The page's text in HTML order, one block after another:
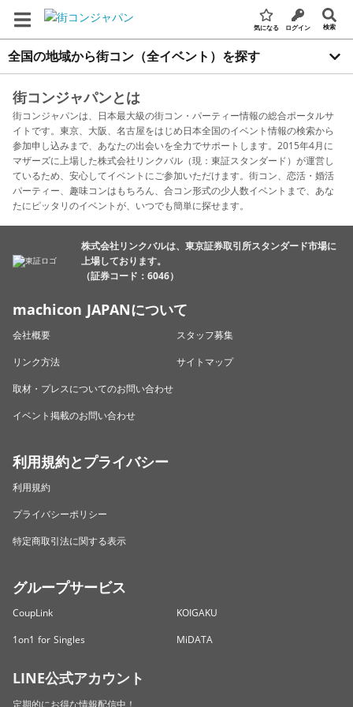
気になる ログイン 検索
全国の地域から街コン（全イベント）を探す
街コンジャパンとは
街コンジャパンは、日本最大級の街コン・パーティー情報の総合ポータルサ
イトです。東京、大阪、名古屋をはじめ日本全国のイベント情報の検索から
参加申し込みまで、あなたの出会いを全力でサポートします。2015年4月に
マザーズに上場した株式会社リンクバル（現：東証スタンダード）が運営し
ているため、安心してイベントにご参加いただけます。街コン、恋活・婚活
パーティー、趣味コンはもちろん、合コン形式の少人数イベントまで、あな
たにピッタリのイベントが、いつでも簡単に探せます。
株式会社リンクバルは、東京証券取引所スタンダード市場に
上場しております。
（証券コード：6046）
machicon JAPANについて
会社概要
スタッフ募集
リンク方法
サイトマップ
取材・プレスについてのお問い合わせ
イベント掲載のお問い合わせ
利用規約とプライバシー
利用規約
プライバシーポリシー
特定商取引法に関する表示
グループサービス
CoupLink
KOIGAKU
1on1 for Singles
MiDATA
LINE公式アカウント
定期的にお得な情報配信中！